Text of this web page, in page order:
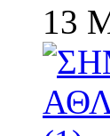
13